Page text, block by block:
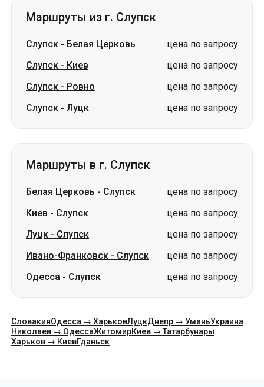
Маршруты из г. Слупск
Слупск - Белая Церковь
цена по запросу
Слупск - Киев
цена по запросу
Слупск - Ровно
цена по запросу
Слупск - Луцк цена по запросу
Маршруты в г. Слупск
Белая Церковь - Слупск
цена по запросу
Киев - Слупск
цена по запросу
Луцк - Слупск
цена по запросу
Ивано-Франковск - Слупск
цена по запросу
Одесса - Слупск цена по запросу
СловакияОдесса → ХарьковЛуцкДнепр → УманьУкраина
Николаев → ОдессаЖитомирКиев → Татарбунары
Харьков → КиевГданьск